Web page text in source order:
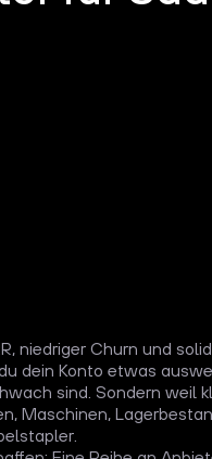
niedriger Churn und
dein Konto etwas
sind. Sondern weil
Maschinen,